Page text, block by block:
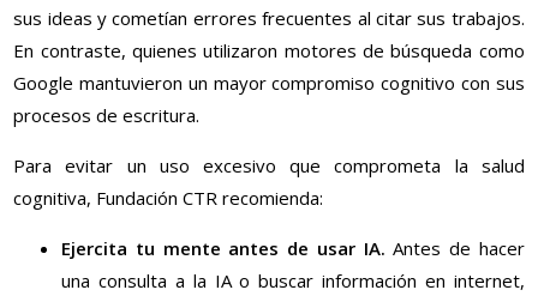
sus ideas y cometían errores frecuentes al citar sus trabajos.
En contraste, quienes utilizaron motores de búsqueda como
Google mantuvieron un mayor compromiso cognitivo con sus
procesos de escritura.
Para evitar un uso excesivo que comprometa la salud
cognitiva, Fundación CTR recomienda:
Ejercita tu mente antes de usar IA. Antes de hacer
una consulta a la IA o buscar información en internet,